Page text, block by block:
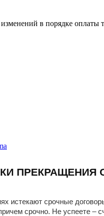
в порядке оплаты
ПРЕКРАЩЕНИЯ
истекают срочные
срочно. Не успеете –